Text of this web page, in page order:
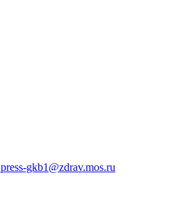
press-gkb1@zdrav.mos.ru